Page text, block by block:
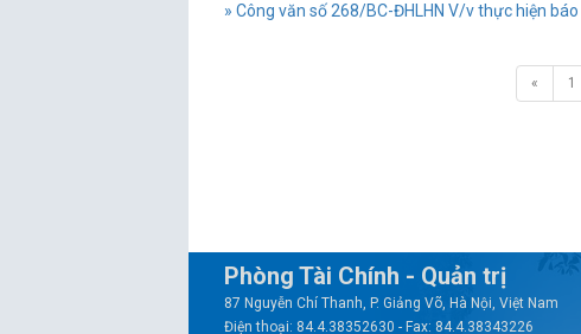
» Công văn số 268/BC-ĐHLHN V/v thực hiện
« 1
Phòng Tài Chính - Quản trị
87 Nguyễn Chí Thanh, P. Giảng Võ, Hà Nội, Việt Nam
Điện thoại: 84.4.38352630 - Fax: 84.4.38343226